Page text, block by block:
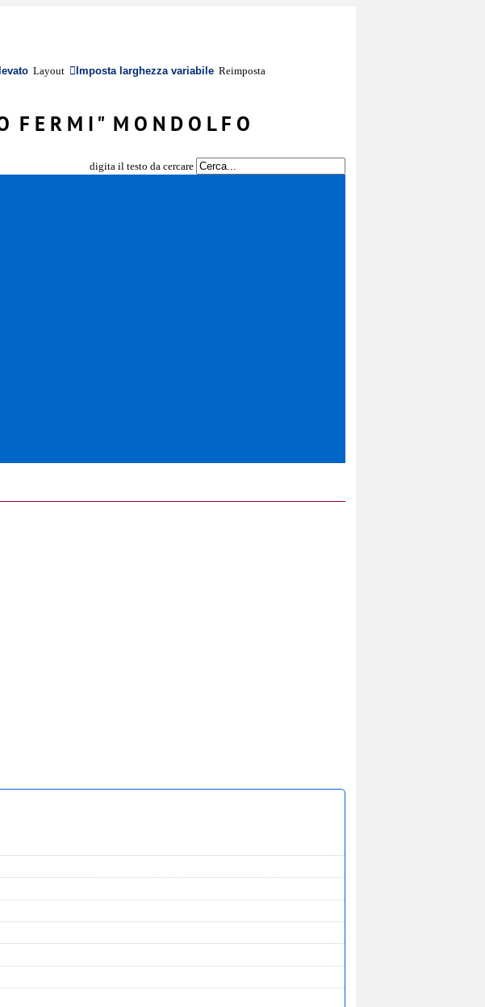
Layout Imposta larghezza variabile Reimposta
digita il testo da cercare